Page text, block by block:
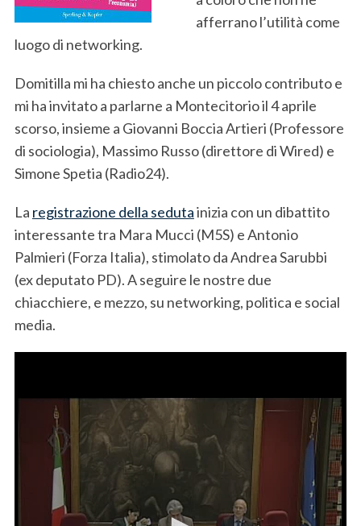
afferrano l’utilità come
luogo di networking.
Domitilla mi ha chiesto anche un piccolo contributo e
mi ha invitato a parlarne a Montecitorio il 4 aprile
scorso, insieme a Giovanni Boccia Artieri (Professore
di sociologia), Massimo Russo (direttore di Wired) e
Simone Spetia (Radio24).
La registrazione della sedutainizia con un dibattito
interessante tra Mara Mucci (M5S) e Antonio
Palmieri (Forza Italia), stimolato da Andrea Sarubbi
(ex deputato PD). A seguire le nostre due
chiacchiere, e mezzo, su networking, politica e social
media.